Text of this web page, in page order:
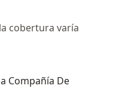
cobertura varía
Compañía De